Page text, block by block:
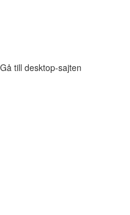
Gå till desktop-sajten